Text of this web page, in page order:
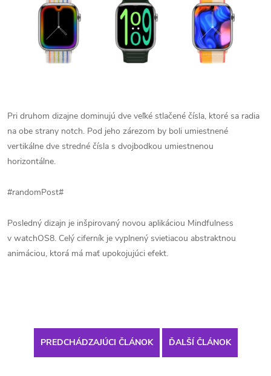
Pri druhom dizajne dominujú dve veľké stlačené čísla, ktoré sa radia
na obe strany notch. Pod jeho zárezom by boli umiestnené
vertikálne dve stredné čísla s dvojbodkou umiestnenou
horizontálne.
#randomPost#
Posledný dizajn je inšpirovaný novou aplikáciou Mindfulness
v watchOS8. Celý ciferník je vyplnený svietiacou abstraktnou
animáciou, ktorá má mať upokojujúci efekt.
PREDCHÁDZAJÚCI ČLÁNOK ĎALŠÍ ČLÁNOK